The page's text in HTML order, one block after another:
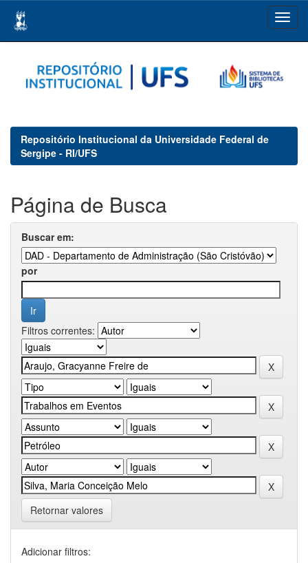
navigation
Repositório Institucional da Universidade Federal de
Sergipe - RI/UFS
Página de Busca
Buscar em:
por
Filtros correntes:
Retornar valores
Adicionar filtros: